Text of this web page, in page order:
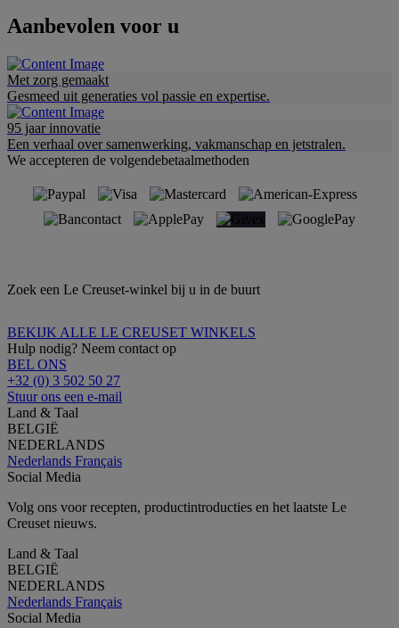
Aanbevolen voor u
Met zorg gemaakt
Gesmeed uit generaties vol passie en expertise.
95 jaar innovatie
Een verhaal over samenwerking, vakmanschap en jetstralen.
We accepteren de volgendebetaalmethoden
Zoek een Le Creuset-winkel bij u in de buurt
BEKIJK ALLE LE CREUSET WINKELS
Hulp nodig? Neem contact op
BEL ONS
+32 (0) 3 502 50 27
Stuur ons een e-mail
Land & Taal
BELGIË
NEDERLANDS
Nederlands Français
Social Media
Volg ons voor recepten, productintroducties en het laatste Le
Creuset nieuws.
Land & Taal
BELGIË
NEDERLANDS
Nederlands Français
Social Media